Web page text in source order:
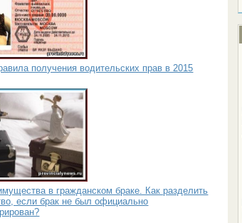
получения водительских прав в 2015
в гражданском браке. Как разделить
если брак не был официально